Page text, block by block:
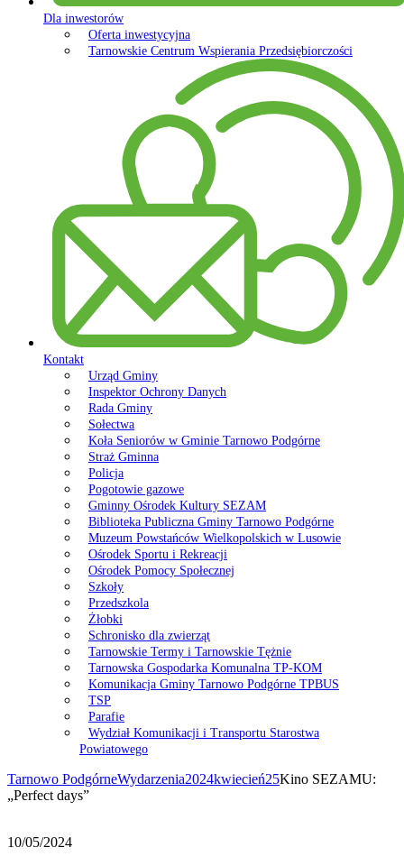
Dla inwestorów
Oferta inwestycyjna
Tarnowskie Centrum Wspierania Przedsiębiorczości
Kontakt
Urząd Gminy
Inspektor Ochrony Danych
Rada Gminy
Sołectwa
Koła Seniorów w Gminie Tarnowo Podgórne
Straż Gminna
Policja
Pogotowie gazowe
Gminny Ośrodek Kultury SEZAM
Biblioteka Publiczna Gminy Tarnowo Podgórne
Muzeum Powstańców Wielkopolskich w Lusowie
Ośrodek Sportu i Rekreacji
Ośrodek Pomocy Społecznej
Szkoły
Przedszkola
Żłobki
Schronisko dla zwierząt
Tarnowskie Termy i Tarnowskie Tężnie
Tarnowska Gospodarka Komunalna TP-KOM
Komunikacja Gminy Tarnowo Podgórne TPBUS
TSP
Parafie
Wydział Komunikacji i Transportu Starostwa
Powiatowego
Tarnowo PodgórneWydarzenia2024kwiecień25Kino SEZAMU:
„Perfect days”
10/05/2024